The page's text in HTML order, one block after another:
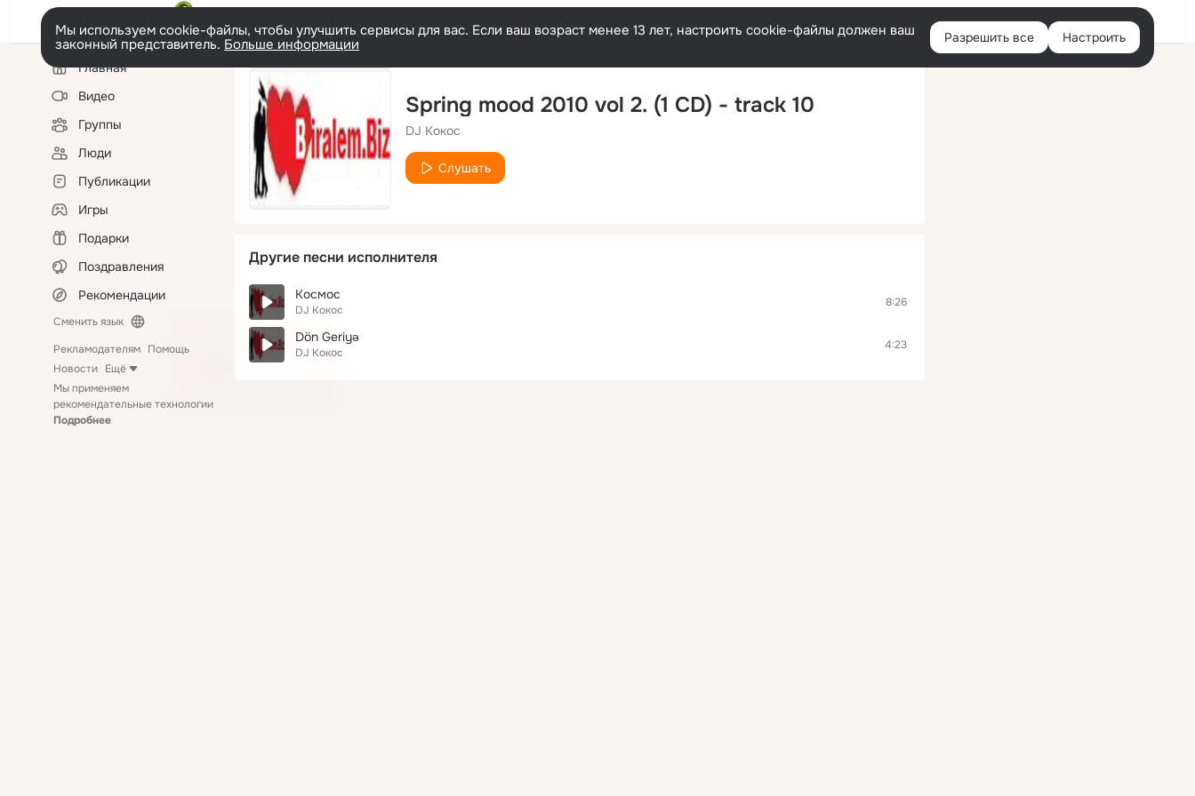
Войти
Мы используем cookie-файлы, чтобы улучшить сервисы для вас. Если ваш возраст менее 13 лет, настроить cookie-файлы должен ваш
законный представитель. Больше информации Разрешить все Настроить
Левая
колонкаГлавная
Видео
Группы
Люди
Публикации
Игры
Подарки
Поздравления
Рекомендации
Сменить язык
Рекламодателям Помощь
Новости Ещё
Мы применяем
рекомендательные технологии
Подробнее
Spring mood 2010 vol 2. (1 CD) - track 10
DJ Кокос
Слушать
Другие песни исполнителя
Космос
DJ Кокос
8:26
Dön Geriyə
DJ Кокос
4:23